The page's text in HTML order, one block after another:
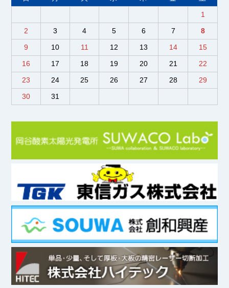
1
2
3 4 5 6 7
8
9
10 11 12 13 14
15
16
17 18 19 20 21
22
23
24 25 26 27 28
29
30
31